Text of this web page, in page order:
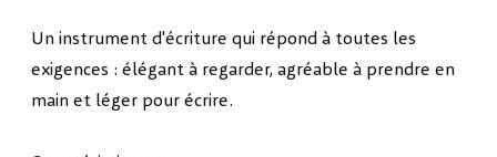
Un instrument d'écriture qui répond à toutes les
exigences : élégant à regarder, agréable à prendre en
main et léger pour écrire.